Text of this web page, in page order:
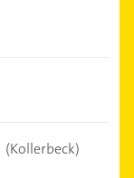
(Kollerbeck)